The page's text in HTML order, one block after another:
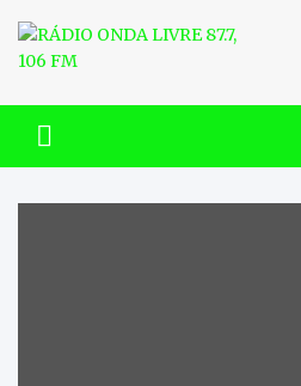
content
RÁDIO ONDA
FM